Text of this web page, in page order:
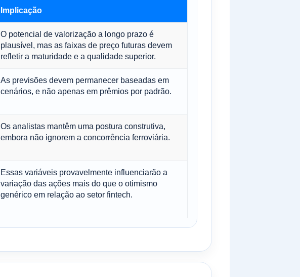
Implicação
O potencial de valorização a longo prazo é
plausível, mas as faixas de preço futuras devem
refletir a maturidade e a qualidade superior.
As previsões devem permanecer baseadas em
cenários, e não apenas em prêmios por padrão.
Os analistas mantêm uma postura construtiva,
embora não ignorem a concorrência ferroviária.
Essas variáveis ​​provavelmente influenciarão a
variação das ações mais do que o otimismo
genérico em relação ao setor fintech.